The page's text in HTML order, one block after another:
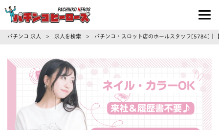
パチンコ求人・転職ならパチンコヒーロ
パチンコ 求人 > 求人を検索 > パチンコ・スロット店のホールスタッフ[5784]